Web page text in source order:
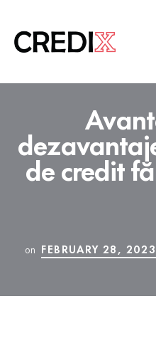
de credit
on FEBRUARY 28, 2023